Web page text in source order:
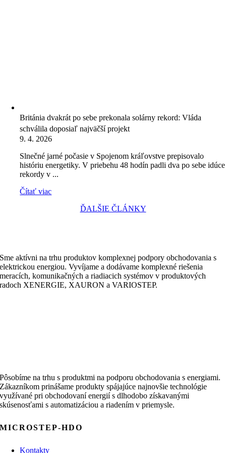
Británia dvakrát po sebe prekonala solárny rekord: Vláda
schválila doposiaľ najväčší projekt
9. 4. 2026
Slnečné jarné počasie v Spojenom kráľovstve prepisovalo
históriu energetiky. V priebehu 48 hodín padli dva po sebe idúce
rekordy v ...
Čítať viac
ĎALŠIE ČLÁNKY
Sme aktívni na trhu produktov komplexnej podpory obchodovania s
elektrickou energiou. Vyvíjame a dodávame komplexné riešenia
meracích, komunikačných a riadiacich systémov v produktových
radoch XENERGIE, XAURON a VARIOSTEP.
Pôsobíme na trhu s produktmi na podporu obchodovania s energiami.
Zákazníkom prinášame produkty spájajúce najnovšie technológie
využívané pri obchodovaní energií s dlhodobo získavanými
skúsenosťami s automatizáciou a riadením v priemysle.
MICROSTEP-HDO
Kontakty